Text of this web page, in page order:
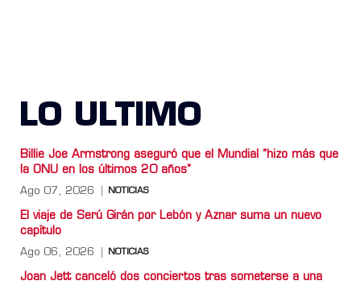
LO ULTIMO
Billie Joe Armstrong aseguró que el Mundial “hizo más que
la ONU en los últimos 20 años”
Ago 07, 2026 NOTICIAS
El viaje de Serú Girán por Lebón y Aznar suma un nuevo
capítulo
Ago 06, 2026 NOTICIAS
Joan Jett canceló dos conciertos tras someterse a una